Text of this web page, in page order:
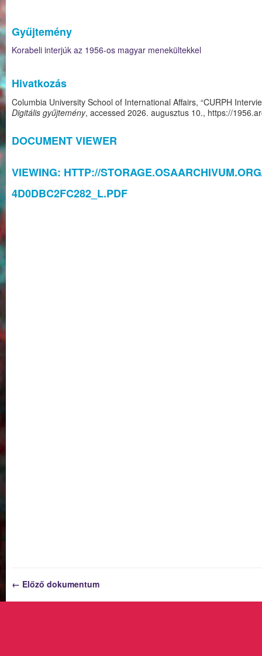
Gyűjtemény
Korabeli interjúk az 1956-os magyar menekültekkel
Hivatkozás
Columbia University School of International Affairs, “CURPH
Digitális gyűjtemény, accessed 2026. augusztus 10., https://
DOCUMENT VIEWER
VIEWING: HTTP://
4D0DBC2FC282_L.PDF
← Előző dokumentum